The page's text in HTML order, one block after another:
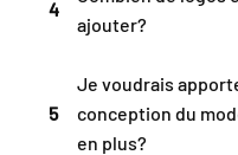
4
ajouter?
5
Je voudrais
conception du
en plus?